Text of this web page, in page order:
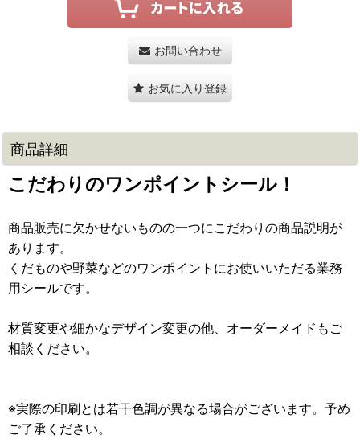
お問い合わせ
お気に入り登録
商品詳細
こだわりのワンポイントシール！
商品販売に欠かせないものの一つにこだわりの商品説明が
あります。
くだものや野菜などのワンポイントにお使いいただる業務
用シールです。
材質変更や細かなデザイン変更の他、オーダーメイドもご
相談ください。
※実際の印刷とは若干色調が異なる場合がございます。予め
ご了承ください。